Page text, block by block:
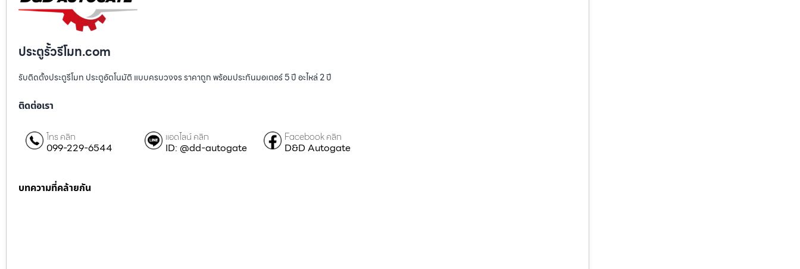
ประตูรั้วรีโมท.com
รับติดตั้งประตูรีโมท ประตูอัตโนมัติ แบบครบวงจร ราคาถูก พร้อมประกันมอเตอร์ 5 ปี อะไหล่ 2 ปี
ติดต่อเรา
โทร คลิก
099-229-6544
แอดไลน์ คลิก
ID: @dd-autogate
Facebook คลิก
D&D Autogate
บทความที่คล้ายกัน